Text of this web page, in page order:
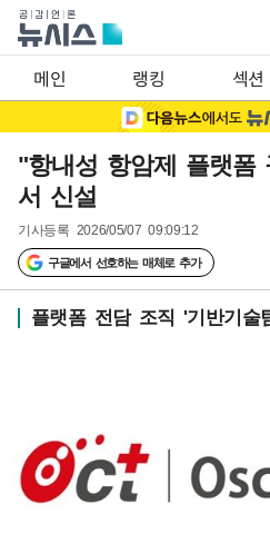
메인 랭킹 섹션
"항내성 항암제 플랫
서 신설
기사등록 2026/05/07 09:09:12
구글에서 선호하는 매체로 추가
플랫폼 전담 조직 '기반기술